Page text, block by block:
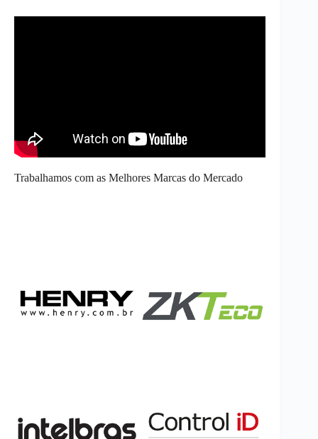
Trabalhamos com as Melhores Marcas do Mercado